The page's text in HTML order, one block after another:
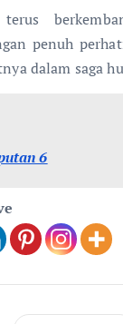
penuh
dalam saga
6